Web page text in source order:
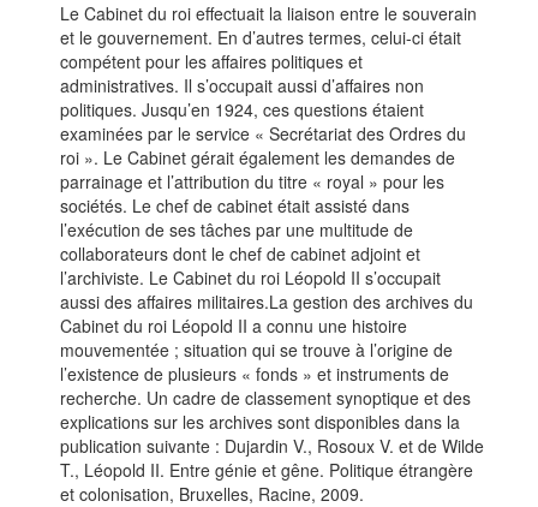
Le Cabinet du roi effectuait la liaison entre le souverain
et le gouvernement. En d’autres termes, celui-ci était
compétent pour les affaires politiques et
administratives. Il s’occupait aussi d’affaires non
politiques. Jusqu’en 1924, ces questions étaient
examinées par le service « Secrétariat des Ordres du
roi ». Le Cabinet gérait également les demandes de
parrainage et l’attribution du titre « royal » pour les
sociétés. Le chef de cabinet était assisté dans
l’exécution de ses tâches par une multitude de
collaborateurs dont le chef de cabinet adjoint et
l’archiviste. Le Cabinet du roi Léopold II s’occupait
aussi des affaires militaires.La gestion des archives du
Cabinet du roi Léopold II a connu une histoire
mouvementée ; situation qui se trouve à l’origine de
l’existence de plusieurs « fonds » et instruments de
recherche. Un cadre de classement synoptique et des
explications sur les archives sont disponibles dans la
publication suivante : Dujardin V., Rosoux V. et de Wilde
T., Léopold II. Entre génie et gêne. Politique étrangère
et colonisation, Bruxelles, Racine, 2009.